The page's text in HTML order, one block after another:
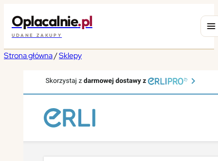
Oplacalnie.pl
UDANE ZAKUPY
Strona główna/Sklepy